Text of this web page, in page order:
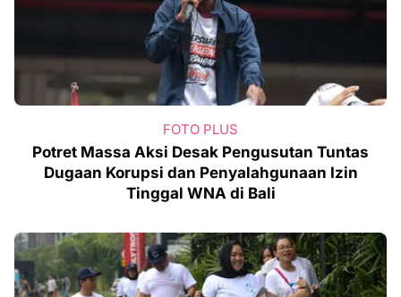
FOTO PLUS
Potret Massa Aksi Desak Pengusutan Tuntas
Dugaan Korupsi dan Penyalahgunaan Izin
Tinggal WNA di Bali